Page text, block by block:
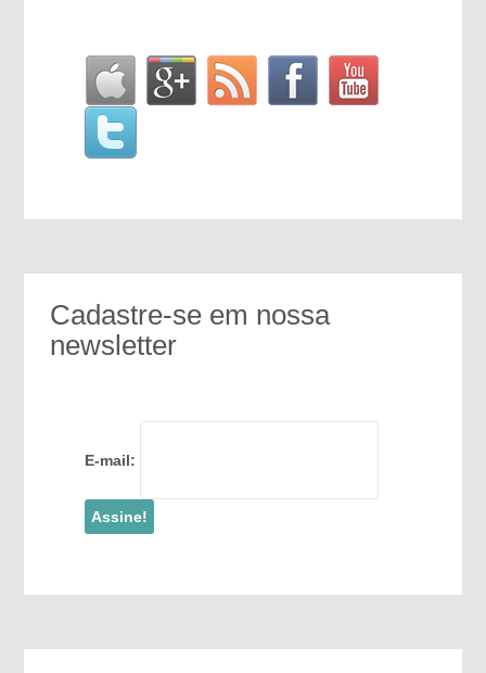
Cadastre-se em nossa
newsletter
E-mail: